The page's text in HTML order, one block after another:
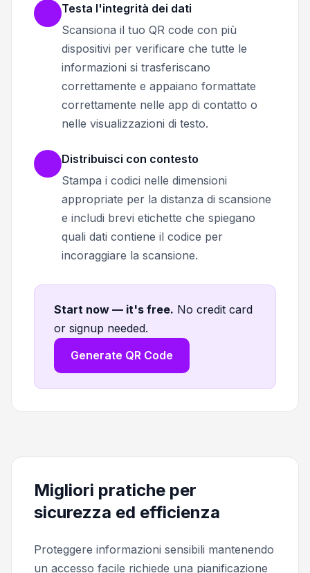
Testa l'integrità dei dati
Scansiona il tuo QR code con più
dispositivi per verificare che tutte le
informazioni si trasferiscano
correttamente e appaiano formattate
correttamente nelle app di contatto o
nelle visualizzazioni di testo.
Distribuisci con contesto
Stampa i codici nelle dimensioni
appropriate per la distanza di scansione
e includi brevi etichette che spiegano
quali dati contiene il codice per
incoraggiare la scansione.
Start now — it's free. No credit card
or signup needed.
Generate QR Code
Migliori pratiche per
sicurezza ed efficienza
Proteggere informazioni sensibili mantenendo
un accesso facile richiede una pianificazione